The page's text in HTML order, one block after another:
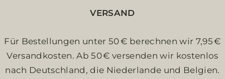
VERSAND
Für Bestellungen unter 50 € berechnen wir 7,95 €
Versandkosten. Ab 50 € versenden wir kostenlos
nach Deutschland, die Niederlande und Belgien.